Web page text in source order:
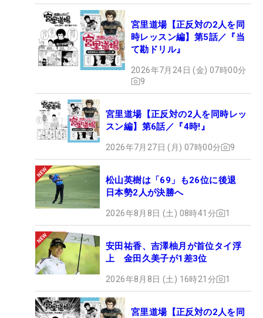
宮里道場【正反対の2人を同
時レッスン編】第5話／『当
て勘ドリル』
2026年7月24日 (金) 07時00分
9
宮里道場【正反対の2人を同時レッ
スン編】第6話／『4時!』
2026年7月27日 (月) 07時00分 9
松山英樹は「69」も26位に後退
日本勢2人が決勝へ
2026年8月8日 (土) 08時41分 1
安田祐香、吉澤柚月が首位タイ浮
上 金田久美子が1差3位
2026年8月8日 (土) 16時21分 1
宮里道場【正反対の2人を同